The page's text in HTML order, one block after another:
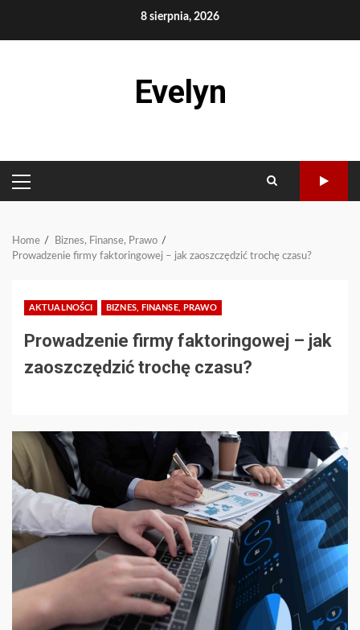
8 sierpnia, 2026
Evelyn
PRIMARY
MENU
Home
Biznes, Finanse, Prawo
Prowadzenie firmy faktoringowej – jak zaoszczędzić trochę czasu?
AKTUALNOŚCI BIZNES, FINANSE, PRAWO
Prowadzenie firmy faktoringowej – jak
zaoszczędzić trochę czasu?